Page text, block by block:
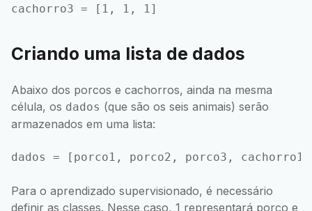
Criando uma lista de dados
Abaixo dos porcos e cachorros, ainda na mesma
célula, os dados (que são os seis animais) serão
armazenados em uma lista:
Para o aprendizado supervisionado, é necessário
definir as classes. Nesse caso, 1 representará porco e